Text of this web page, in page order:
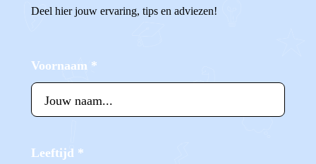
Deel hier jouw ervaring, tips en adviezen!
Voornaam *
Leeftijd *